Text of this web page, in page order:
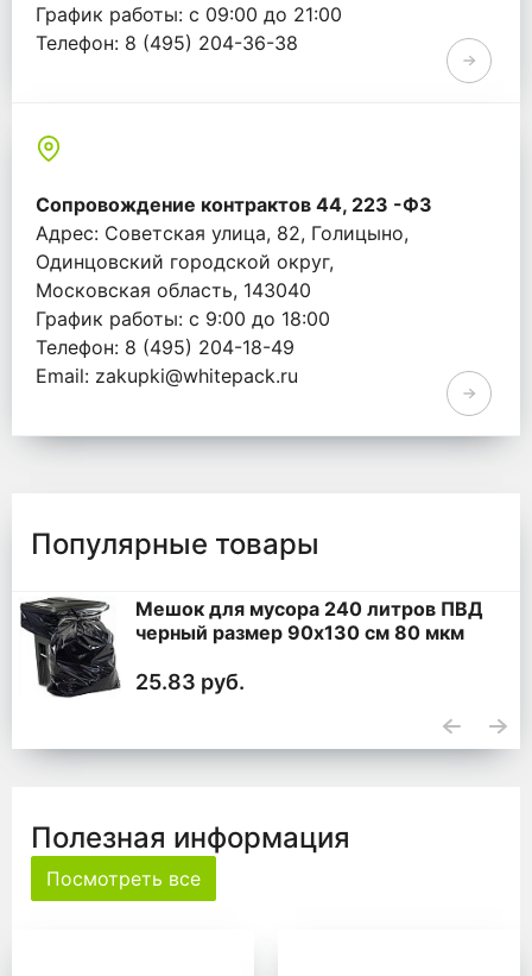
График работы: с 09:00 до 21:00
Телефон: 8 (495) 204-36-38
Сопровождение контрактов 44, 223 -ФЗ
Адрес: Советская улица, 82, Голицыно,
Одинцовский городской округ,
Московская область, 143040
График работы: с 9:00 до 18:00
Телефон: 8 (495) 204-18-49
Email: zakupki@whitepack.ru
Популярные товары
Мешок для мусора 240 литров ПВД
черный размер 90x130 см 80 мкм
25.83 руб.
Полезная информация
Посмотреть все